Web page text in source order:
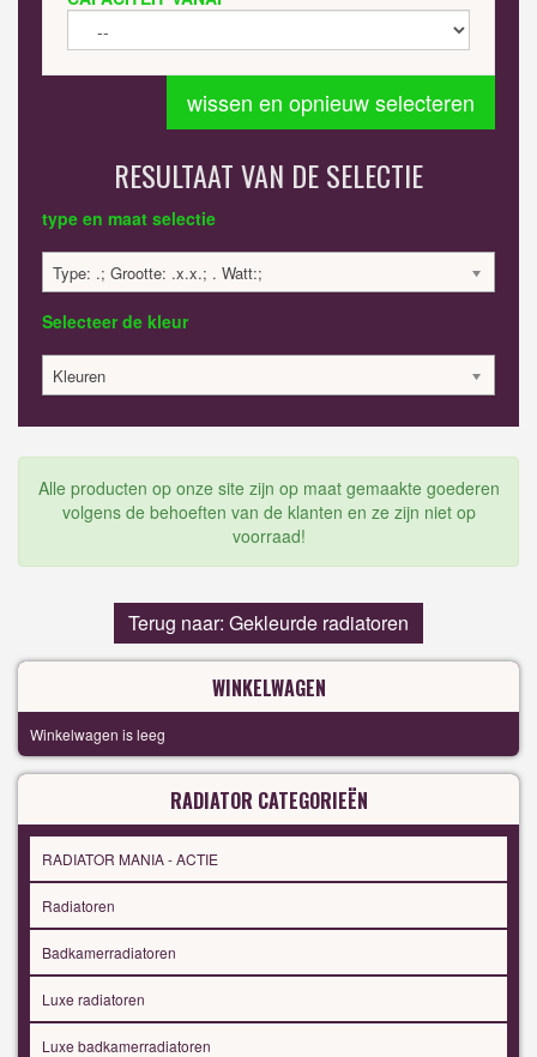
wissen en opnieuw selecteren
RESULTAAT VAN DE SELECTIE
type en maat selectie
Type: .; Grootte: .x.x.; . Watt:;
Selecteer de kleur
Kleuren
Alle producten op onze site zijn op maat gemaakte goederen
volgens de behoeften van de klanten en ze zijn niet op
voorraad!
Terug naar: Gekleurde radiatoren
WINKELWAGEN
Winkelwagen is leeg
RADIATOR CATEGORIEËN
RADIATOR MANIA - ACTIE
Radiatoren
Badkamerradiatoren
Luxe radiatoren
Luxe badkamerradiatoren